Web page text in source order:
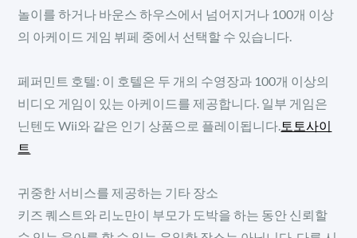
놀이를 하거나 바운스 하우스에서 넘어지거나 100개 이상
의 아케이드 게임 뷔페 중에서 선택할 수 있습니다.
페퍼민트 호텔: 이 호텔은 두 개의 수영장과 100개 이상의
비디오 게임이 있는 아케이드를 제공합니다. 일부 게임은
닌텐도 Wii와 같은 인기 상품으로 플레이됩니다.토토사이
트
귀중한 서비스를 제공하는 기타 장소
키즈 퀘스트와 리노만이 부모가 도박을 하는 동안 신뢰할